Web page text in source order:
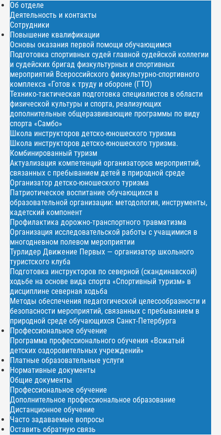
Об отделе
Деятельность и контакты
Сотрудники
Повышение квалификации
Основы оказания первой помощи обучающимся
Подготовка спортивных судей главной судейской коллегии
и судейских бригад физкультурных и спортивных
мероприятий Всероссийского физкультурно-спортивного
комплекса «Готов к труду и обороне (ГТО)
Технико-тактическая подготовка специалистов в области
физической культуры и спорта, реализующих
дополнительные общеразвивающие программы по виду
спорта «Самбо»
Школа инструкторов детско-юношеского туризма
Школа инструкторов детско-юношеского туризма.
Комбинированный туризм
Актуализация компетенций организаторов мероприятий,
связанных с пребыванием детей в природной среде
Организатор детско-юношеского туризма
Патриотическое воспитание обучающихся в
образовательной организации: методология, инструменты,
кадетский компонент
Профилактика дорожно-транспортного травматизма
Организация исследовательской работы с учащимися в
многодневном полевом мероприятии
Турлидер Движение Первых — организатор школьного
туристского клуба
Подготовка инструкторов по северной (скандинавской)
ходьбе на основе вида спорта «Спортивный туризм» в
дисциплине северная ходьба
Методы обеспечения педагогической целесообразности и
безопасности мероприятий, связанных с пребыванием в
природной среде обучающихся Санкт-Петербурга
Профессиональное обучение
Программа профессионального обучения «Вожатый
детских оздоровительных учреждений»
Платные образовательные услуги
Нормативные документы
Общие документы
Профессиональное обучение
Дополнительное профессиональное образование
Дистанционное обучение
Часто задаваемые вопросы
Оставить обратную связь